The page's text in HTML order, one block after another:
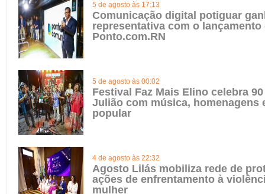
5 de agosto às 17:13
Comunicação digital potiguar
representativa com o lançamento
Ponto.com.RN
5 de agosto às 00:02
Festival Faz Mais Elino celebra
Julião com música, homenagens
popular
4 de agosto às 22:32
Agosto Lilás mobiliza rede de
ações de enfrentamento à
mulher